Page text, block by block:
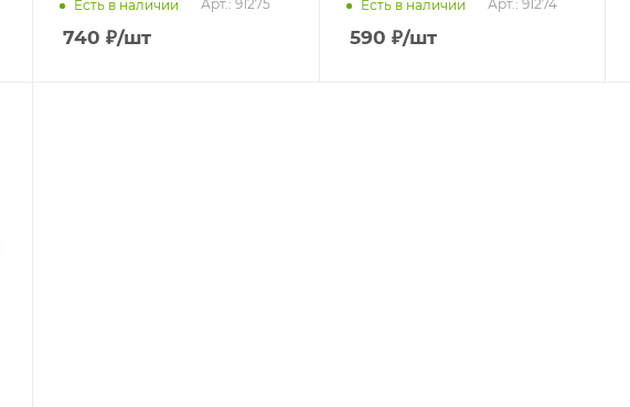
Есть в наличии Арт.: 91275
740 ₽/шт
Есть в наличии Арт.: 91274
590 ₽/шт